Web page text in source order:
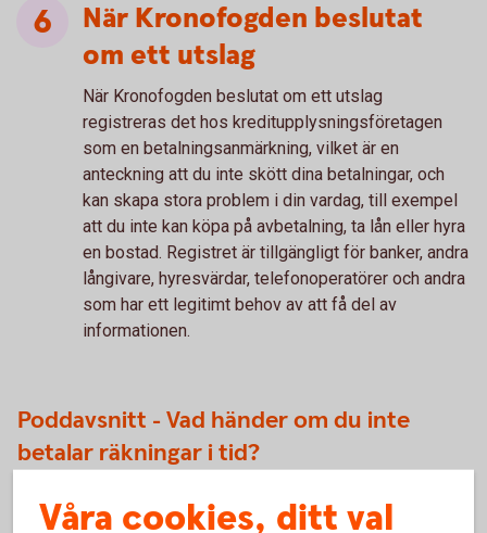
När Kronofogden beslutat
om ett utslag
När Kronofogden beslutat om ett utslag
registreras det hos kreditupplysningsföretagen
som en betalningsanmärkning, vilket är en
anteckning att du inte skött dina betalningar, och
kan skapa stora problem i din vardag, till exempel
att du inte kan köpa på avbetalning, ta lån eller hyra
en bostad. Registret är tillgängligt för banker, andra
långivare, hyresvärdar, telefonoperatörer och andra
som har ett legitimt behov av att få del av
informationen.
Poddavsnitt - Vad händer om du inte
betalar räkningar i tid?
Vad händer om man får en betalningsanmärkning? Detta är
Våra cookies, ditt val